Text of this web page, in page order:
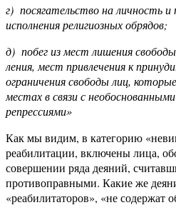
г) посягательство на личность
исполнения религиозных обрядов;
д) побег из мест лишения
ления, мест привлечения к
ограничения свободы лиц,
местах в связи с
репрессиями»
Как мы видим, в категорию
реабилитации, включены лица,
совершении ряда деяний,
противоправными. Какие же
«реабилитаторов», «не содержат